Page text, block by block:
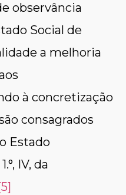
observância
Social de
a melhoria
à concretização
consagrados
Estado
IV, da
[5]